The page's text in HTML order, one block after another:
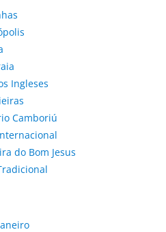
Ingleses
Camboriú
do Bom Jesus